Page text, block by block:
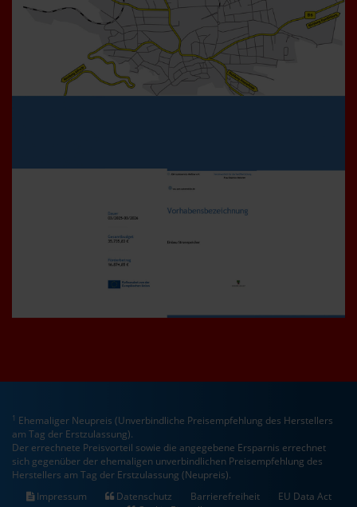
1 Ehemaliger Neupreis (Unverbindliche Preisempfehlung des Herstellers
am Tag der Erstzulassung).
Der errechnete Preisvorteil sowie die angegebene Ersparnis errechnet
sich gegenüber der ehemaligen unverbindlichen Preisempfehlung des
Herstellers am Tag der Erstzulassung (Neupreis).
Impressum
Datenschutz Barrierefreiheit
EU Data Act